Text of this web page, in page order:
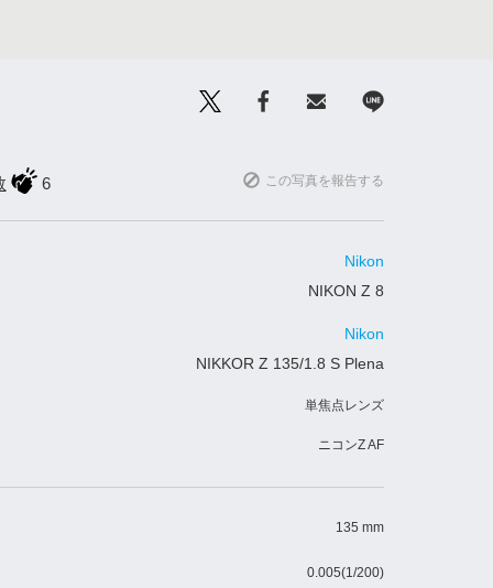
6 この写真を報告する
Nikon
NIKON Z 8
Nikon
NIKKOR Z 135/1.8 S Plena
単焦点レンズ
ニコンZ AF
135 mm
0.005(1/200)